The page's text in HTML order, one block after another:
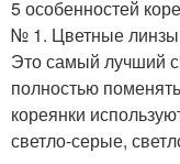
5 особенностей
№ 1. Цветные
Это самый лучший
полностью
кореянки
светло-серые,